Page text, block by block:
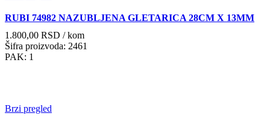
RUBI 74982 NAZUBLJENA GLETARICA 28CM X 13MM
1.800,00 RSD / kom
Šifra proizvoda: 2461
PAK: 1
Brzi pregled